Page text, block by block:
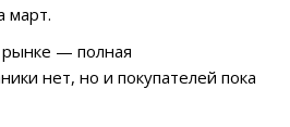
март.
— полная
нет, но и покупателей пока